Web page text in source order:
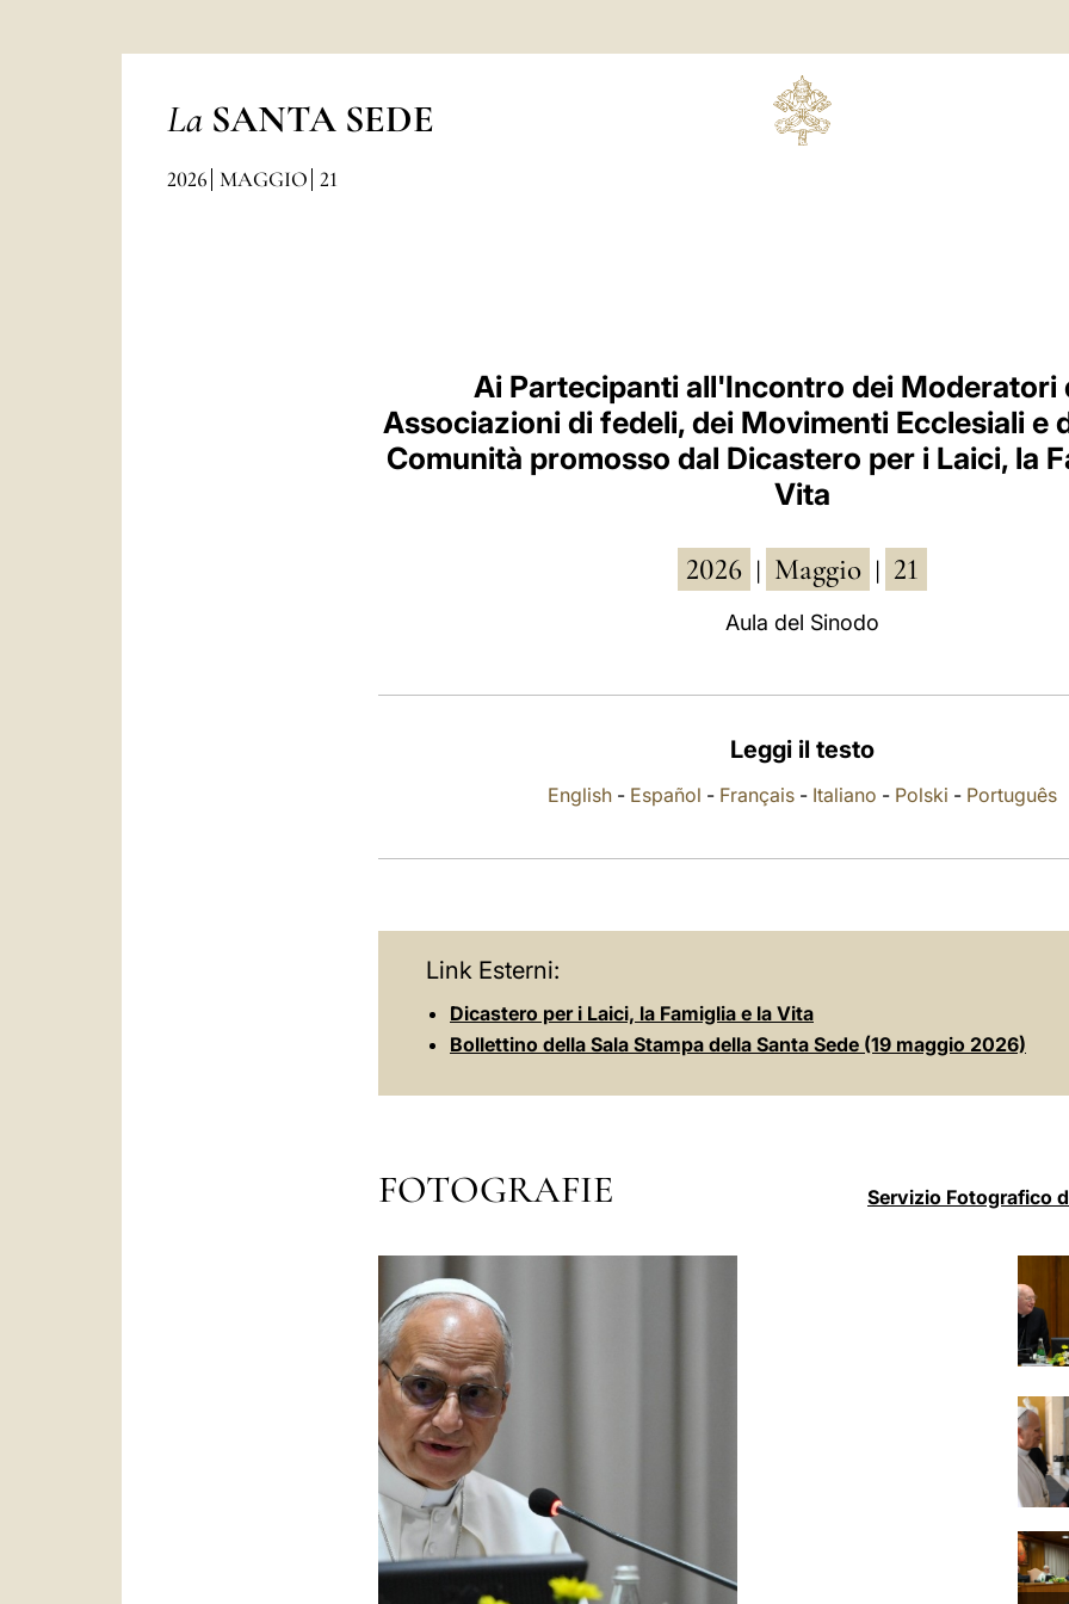
La SANTA SEDE
2026 MAGGIO 21
Ai Partecipanti all'Incontro dei Moderatori
Associazioni di fedeli, dei Movimenti Ecclesiali e
Comunità promosso dal Dicastero per i Laici, la
Vita
2026 Maggio 21
Aula del Sinodo
Leggi il testo
English- Español - Français- Italiano - Polski - Português
Link Esterni:
Dicastero per i Laici, la Famiglia e la Vita
Bollettino della Sala Stampa della Santa Sede (19 maggio 2026)
FOTOGRAFIE Servizio Fotografico